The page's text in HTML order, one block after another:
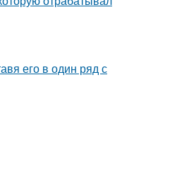
его в один ряд с